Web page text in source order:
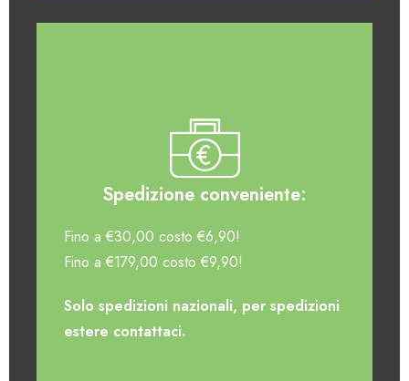
Spedizione conveniente:
Fino a €30,00 costo €6,90!
Fino a €179,00 costo €9,90!
Solo spedizioni nazionali, per spedizioni
estere contattaci.